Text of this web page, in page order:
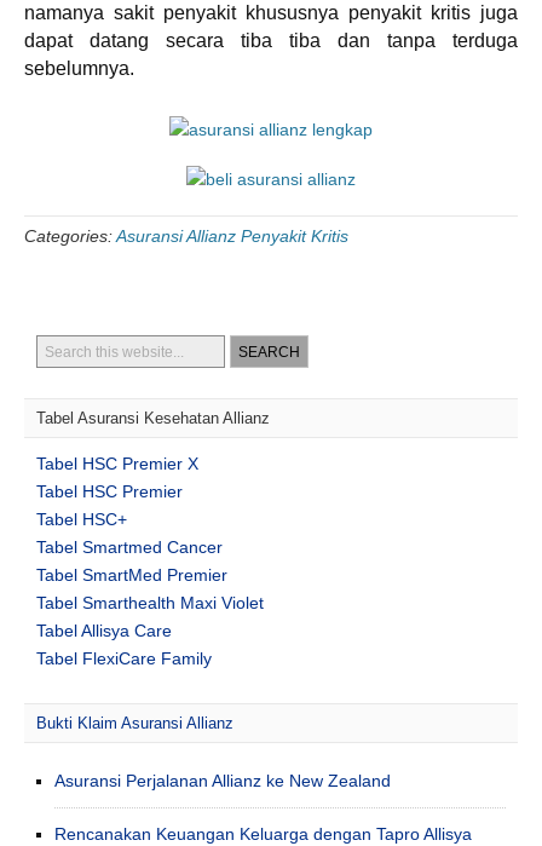
namanya sakit penyakit khususnya penyakit kritis juga
dapat datang secara tiba tiba dan tanpa terduga
sebelumnya.
Categories:Asuransi Allianz Penyakit Kritis
Tabel Asuransi Kesehatan Allianz
Tabel HSC Premier X
Tabel HSC Premier
Tabel HSC+
Tabel Smartmed Cancer
Tabel SmartMed Premier
Tabel Smarthealth Maxi Violet
Tabel Allisya Care
Tabel FlexiCare Family
Bukti Klaim Asuransi Allianz
Asuransi Perjalanan Allianz ke New Zealand
Rencanakan Keuangan Keluarga dengan Tapro Allisya